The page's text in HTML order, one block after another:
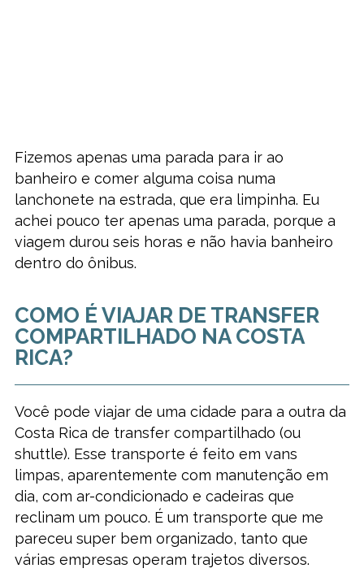
Fizemos apenas uma parada para ir ao
banheiro e comer alguma coisa numa
lanchonete na estrada, que era limpinha. Eu
achei pouco ter apenas uma parada, porque a
viagem durou seis horas e não havia banheiro
dentro do ônibus.
COMO É VIAJAR DE TRANSFER
COMPARTILHADO NA COSTA
RICA?
Você pode viajar de uma cidade para a outra da
Costa Rica de transfer compartilhado (ou
shuttle). Esse transporte é feito em vans
limpas, aparentemente com manutenção em
dia, com ar-condicionado e cadeiras que
reclinam um pouco. É um transporte que me
pareceu super bem organizado, tanto que
várias empresas operam trajetos diversos.